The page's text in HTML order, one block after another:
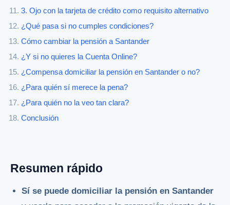
3. Ojo con la tarjeta de crédito como requisito alternativo
¿Qué pasa si no cumples condiciones?
Cómo cambiar la pensión a Santander
¿Y si no quieres la Cuenta Online?
¿Compensa domiciliar la pensión en Santander o no?
¿Para quién sí merece la pena?
¿Para quién no la veo tan clara?
Conclusión
Resumen rápido
Sí se puede domiciliar la pensión en Santander